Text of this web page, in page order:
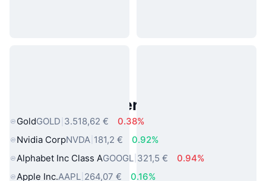
Beliebte reale Vermögenswerte
GoldGOLD 3.518,62 €
0.38%
Nvidia CorpNVDA 181,2 €
0.92%
Alphabet Inc Class AGOOGL 321,5 €
0.94%
Apple Inc.AAPL 264,07 € 0.16%